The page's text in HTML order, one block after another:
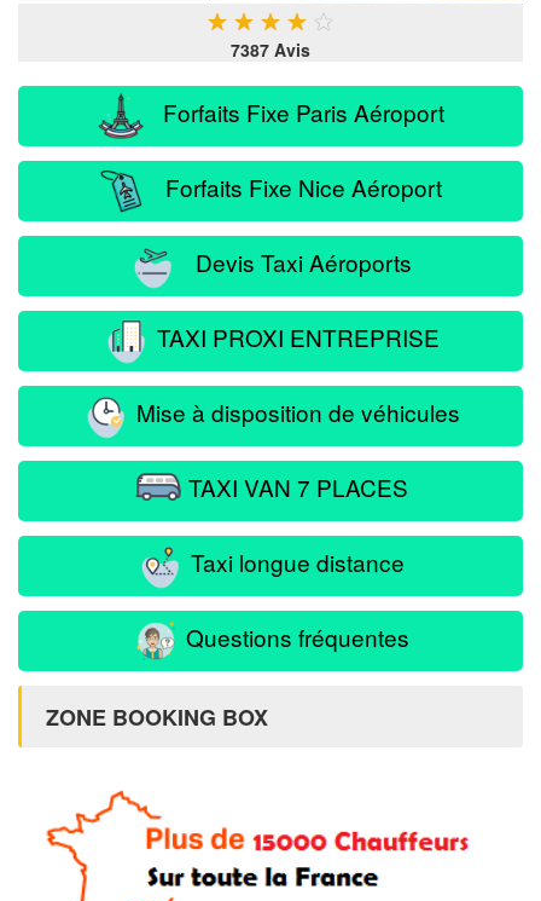
★ ★ ★ ★ ★
7387 Avis
Forfaits Fixe Paris Aéroport
Forfaits Fixe Nice Aéroport
Devis Taxi Aéroports
TAXI PROXI ENTREPRISE
Mise à disposition de véhicules
TAXI VAN 7 PLACES
Taxi longue distance
Questions fréquentes
ZONE BOOKING BOX